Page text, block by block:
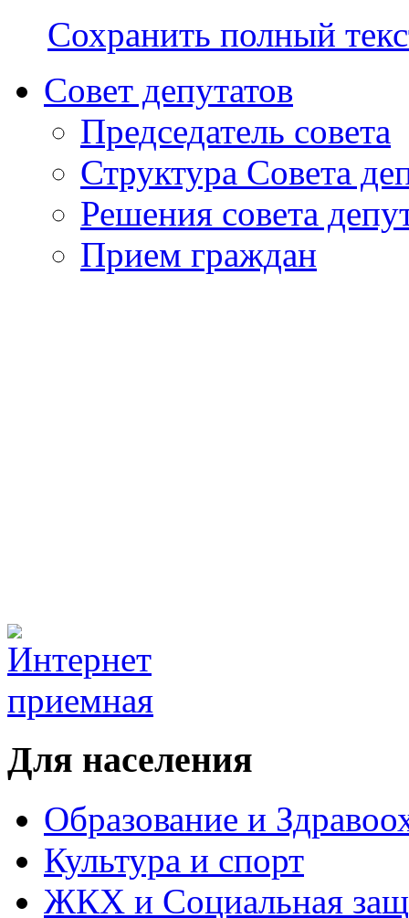
Сохранить полный
Совет депутатов
Председатель совета
Структура Совета
Решения совета
Прием граждан
Для населения
Образование и
Культура и спорт
ЖКХ и Социальная